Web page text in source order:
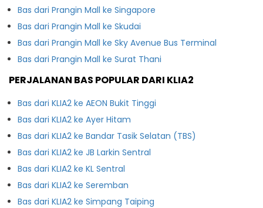
Bas dari Prangin Mall ke Singapore
Bas dari Prangin Mall ke Skudai
Bas dari Prangin Mall ke Sky Avenue Bus Terminal
Bas dari Prangin Mall ke Surat Thani
PERJALANAN BAS POPULAR DARI KLIA2
Bas dari KLIA2 ke AEON Bukit Tinggi
Bas dari KLIA2 ke Ayer Hitam
Bas dari KLIA2 ke Bandar Tasik Selatan (TBS)
Bas dari KLIA2 ke JB Larkin Sentral
Bas dari KLIA2 ke KL Sentral
Bas dari KLIA2 ke Seremban
Bas dari KLIA2 ke Simpang Taiping